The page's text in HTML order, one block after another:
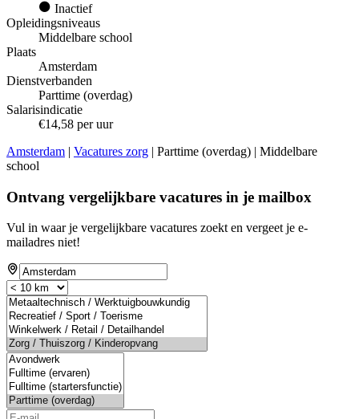
Inactief
Opleidingsniveaus
Middelbare school
Plaats
Amsterdam
Dienstverbanden
Parttime (overdag)
Salarisindicatie
€14,58 per uur
Amsterdam | Vacatures zorg | Parttime (overdag) | Middelbare
school
Ontvang vergelijkbare vacatures in je mailbox
Vul in waar je vergelijkbare vacatures zoekt en vergeet je e-
mailadres niet!